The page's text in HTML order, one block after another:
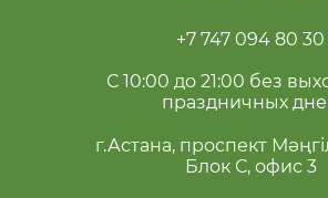
+7 747 094 80 30
С 10:00 до 21:00 без
праздничных
г.Астана, проспект
Блок С, офис 3